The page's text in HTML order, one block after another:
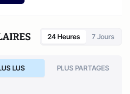
24 Heures 7 Jours
LUS PLUS PARTAGES